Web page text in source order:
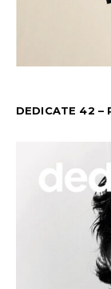
DEDICATE 42 –